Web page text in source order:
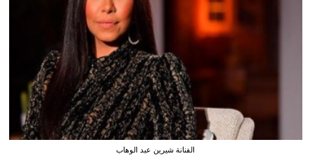
الفنانة شيرين عبد الوهاب